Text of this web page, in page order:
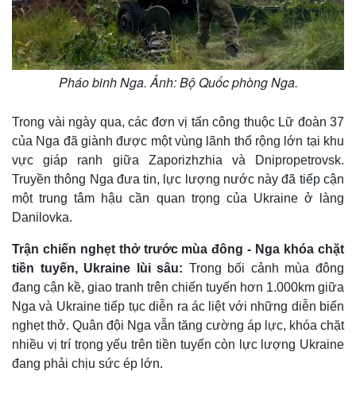
Pháo binh Nga. Ảnh: Bộ Quốc phòng Nga.
Trong vài ngày qua, các đơn vị tấn công thuộc Lữ đoàn 37
của Nga đã giành được một vùng lãnh thổ rộng lớn tại khu
vực giáp ranh giữa Zaporizhzhia và Dnipropetrovsk.
Truyền thông Nga đưa tin, lực lượng nước này đã tiếp cận
một trung tâm hậu cần quan trọng của Ukraine ở làng
Danilovka.
Trận chiến nghẹt thở trước mùa đông - Nga khóa chặt
tiền tuyến, Ukraine lùi sâu: Trong bối cảnh mùa đông
đang cận kề, giao tranh trên chiến tuyến hơn 1.000km giữa
Nga và Ukraine tiếp tục diễn ra ác liệt với những diễn biến
nghẹt thở. Quân đội Nga vẫn tăng cường áp lực, khóa chặt
nhiều vị trí trọng yếu trên tiền tuyến còn lực lượng Ukraine
đang phải chịu sức ép lớn.